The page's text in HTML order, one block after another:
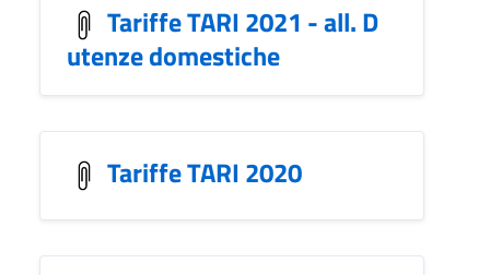
Tariffe TARI 2021 - all. D
utenze domestiche
Tariffe TARI 2020